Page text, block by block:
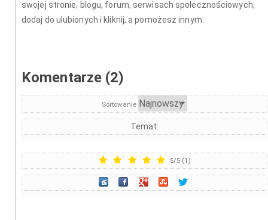
swojej stronie, blogu, forum, serwisach społecznościowych,
dodaj do ulubionych i kliknij, a pomożesz innym.
Komentarze (2)
Sortowanie
Temat:
5/5 (1 )